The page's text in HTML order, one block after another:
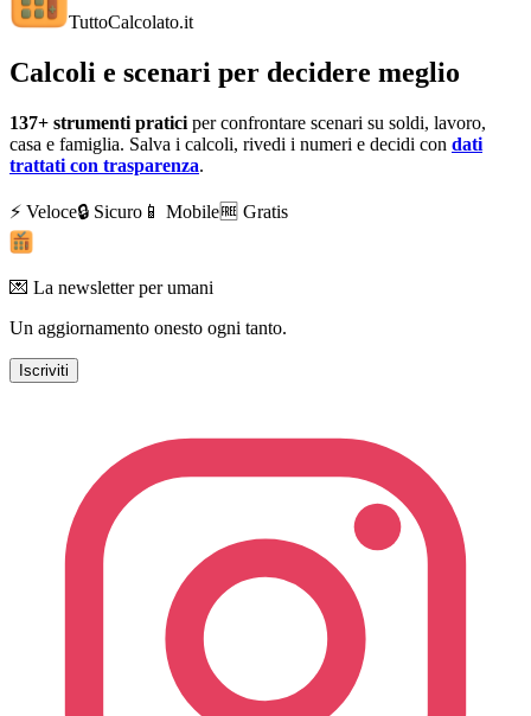
TuttoCalcolato.it
Calcoli e scenari per decidere meglio
137+ strumenti pratici per confrontare scenari su soldi, lavoro,
casa e famiglia. Salva i calcoli, rivedi i numeri e decidi con dati
trattati con trasparenza.
⚡ Veloce🔒 Sicuro 📱 Mobile🆓 Gratis
💌 La newsletter per umani
Un aggiornamento onesto ogni tanto.
Iscriviti